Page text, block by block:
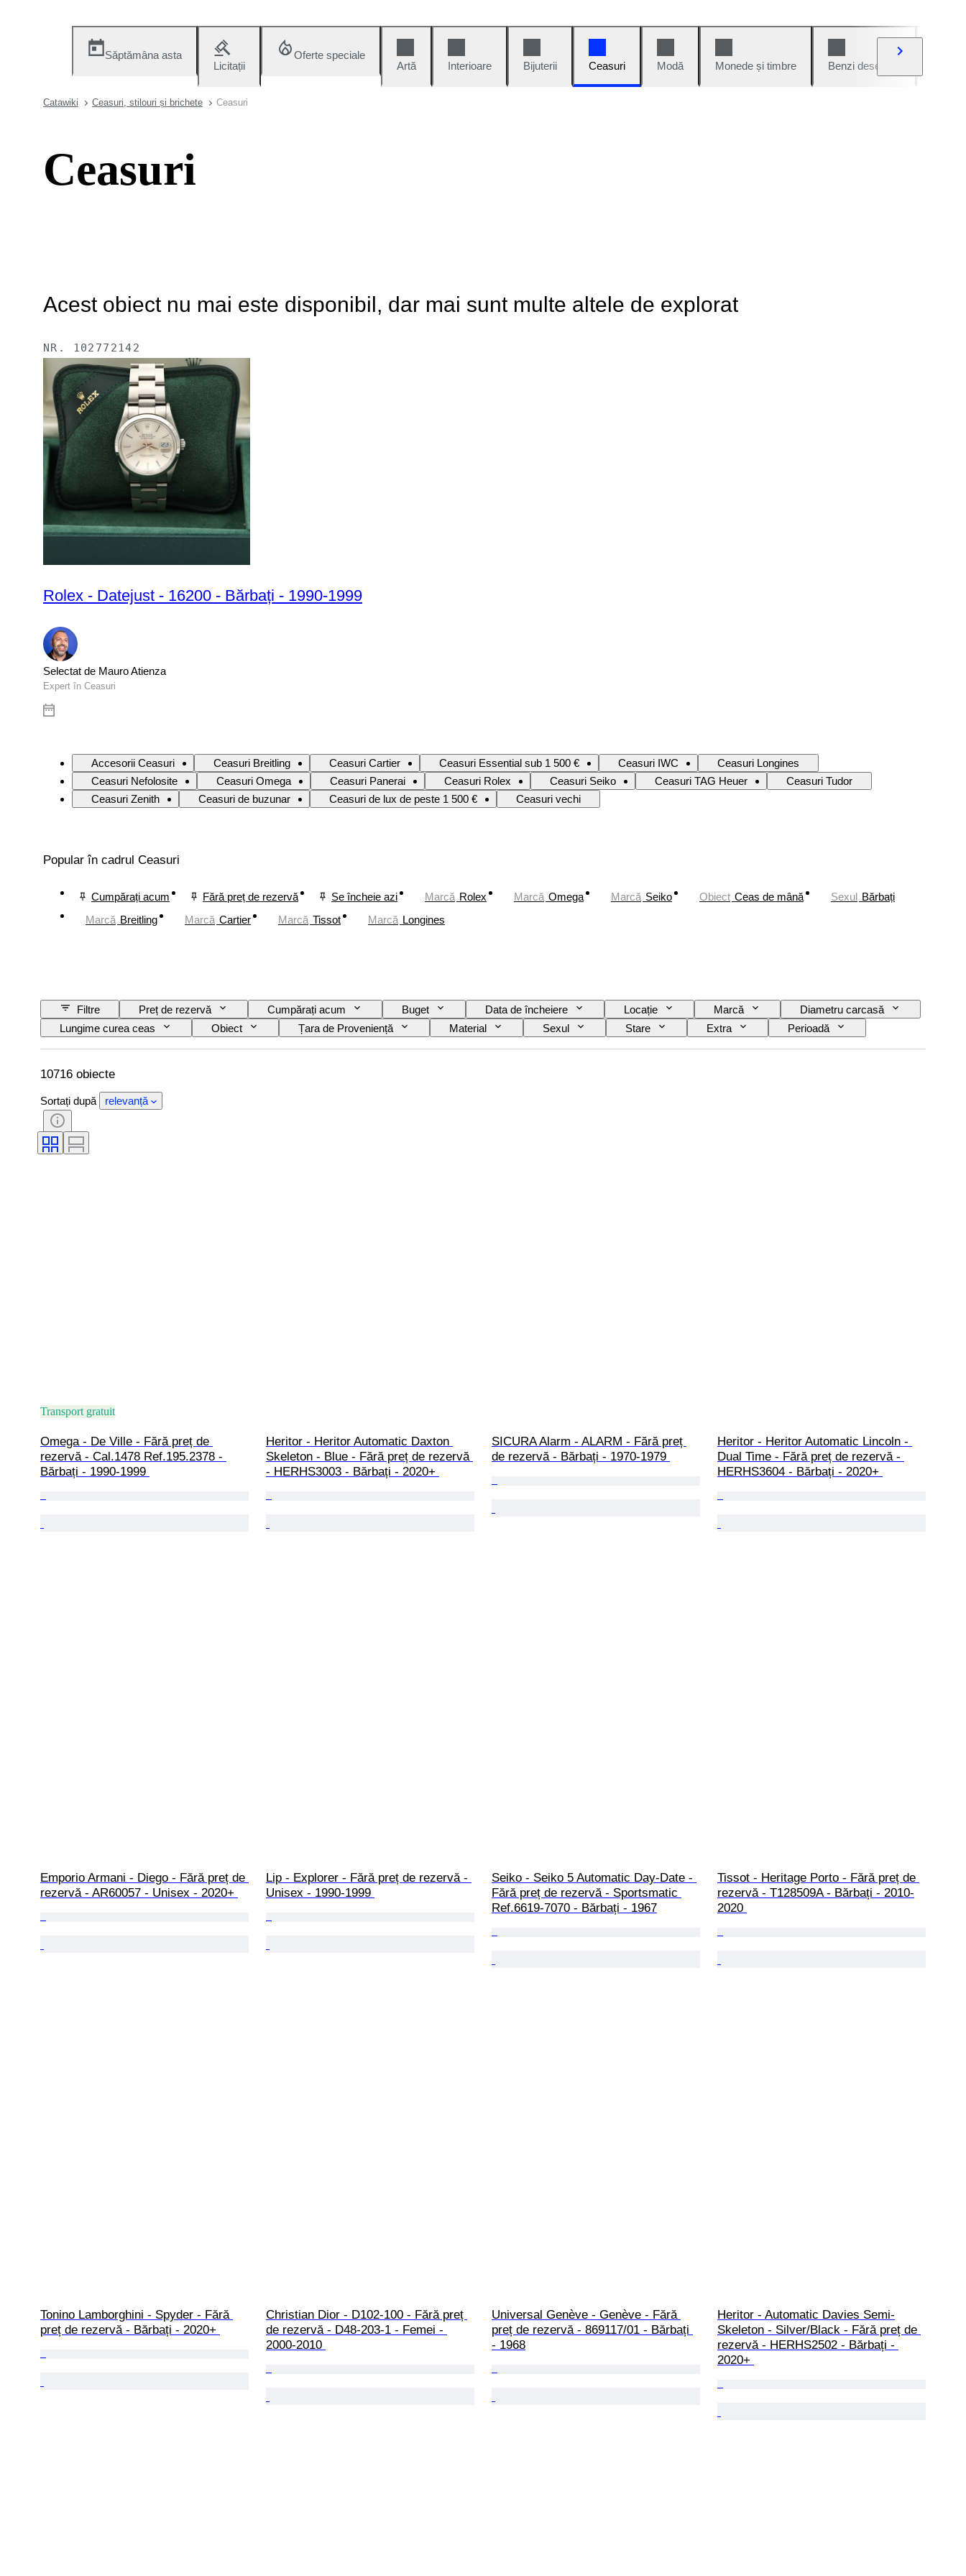
Săptămâna asta
Licitații
Oferte speciale
Artă
Interioare Bijuterii Ceasuri Modă Monede și timbre Benzi desenate
Catawiki Ceasuri, stilouri și brichete Ceasuri
Ceasuri
Acest obiect nu mai este disponibil, dar mai sunt multe altele de explorat
NR. 102772142
Rolex - Datejust - 16200 - Bărbați - 1990-1999
Selectat de Mauro Atienza
Expert în Ceasuri
Accesorii Ceasuri Ceasuri Breitling Ceasuri Cartier Ceasuri Essential sub 1 500 € Ceasuri IWC
Ceasuri Longines
Ceasuri Nefolosite
Ceasuri Omega Ceasuri Panerai Ceasuri Rolex Ceasuri Seiko Ceasuri TAG Heuer
Ceasuri Tudor
Ceasuri Zenith
Ceasuri de buzunar Ceasuri de lux de peste 1 500 € Ceasuri vechi
Popular în cadrul Ceasuri
Cumpărați acum Fără preț de rezervă Se încheie azi Marcă Rolex Marcă Omega Marcă Seiko Obiect Ceas de mână Sexul Bărbați
Marcă Breitling Marcă Cartier Marcă Tissot Marcă Longines
Filtre Preț de rezervă Cumpărați acum Buget Data de încheiere Locație Marcă
Diametru carcasă
Lungime curea ceas
Obiect Țara de Proveniență Material Sexul Stare Extra
Perioadă
Certificare
Subiect Copertă Ediție Limbă Culoare Mișcarea ceasului
Material curea ceas
10716 obiecte
Sortați după relevanță
Transport gratuit
Omega - De Ville - Fără preț de
rezervă - Cal.1478 Ref.195.2378 -
Bărbați - 1990-1999
Heritor - Heritor Automatic Daxton
Skeleton - Blue - Fără preț de rezervă
- HERHS3003 - Bărbați - 2020+
SICURA Alarm - ALARM - Fără preț
de rezervă - Bărbați - 1970-1979
Heritor - Heritor Automatic Lincoln -
Dual Time - Fără preț de rezervă -
HERHS3604 - Bărbați - 2020+
Emporio Armani - Diego - Fără preț de
rezervă - AR60057 - Unisex - 2020+
Lip - Explorer - Fără preț de rezervă -
Unisex - 1990-1999
Seiko - Seiko 5 Automatic Day-Date -
Fără preț de rezervă - Sportsmatic
Ref.6619-7070 - Bărbați - 1967
Tissot - Heritage Porto - Fără preț de
rezervă - T128509A - Bărbați - 2010-
2020
Tonino Lamborghini - Spyder - Fără
preț de rezervă - Bărbați - 2020+
Christian Dior - D102-100 - Fără preț
de rezervă - D48-203-1 - Femei -
2000-2010
Universal Genève - Genève - Fără
preț de rezervă - 869117/01 - Bărbați
- 1968
Heritor - Automatic Davies Semi-
Skeleton - Silver/Black - Fără preț de
rezervă - HERHS2502 - Bărbați -
2020+